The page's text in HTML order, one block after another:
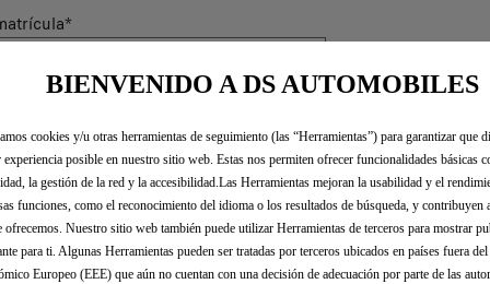
*
para
los accesorios originales diseñados ​​para tu
BIENVENIDO A DS AUTOMOBILES
cookies y/u otras herramientas de seguimiento (las “Herramientas”) para garantizar que
experiencia posible en nuestro sitio web. Estas nos permiten ofrecer funcionalidades básicas
la gestión de la red y la accesibilidad.Las Herramientas mejoran la usabilidad y el
funciones, como el reconocimiento del idioma o los resultados de búsqueda, y contribuyen
ofrecemos. Nuestro sitio web también puede utilizar Herramientas de terceros para mostrar
para ti. Algunas Herramientas pueden ser tratadas por terceros ubicados en países fuera
Europeo (EEE) que aún no cuentan con una decisión de adecuación por parte de las